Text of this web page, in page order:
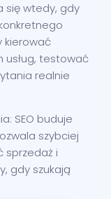
się wtedy, gdy
kierować
usług, testować
realnie
SEO buduje
szybciej
sprzedaż i
gdy szukają